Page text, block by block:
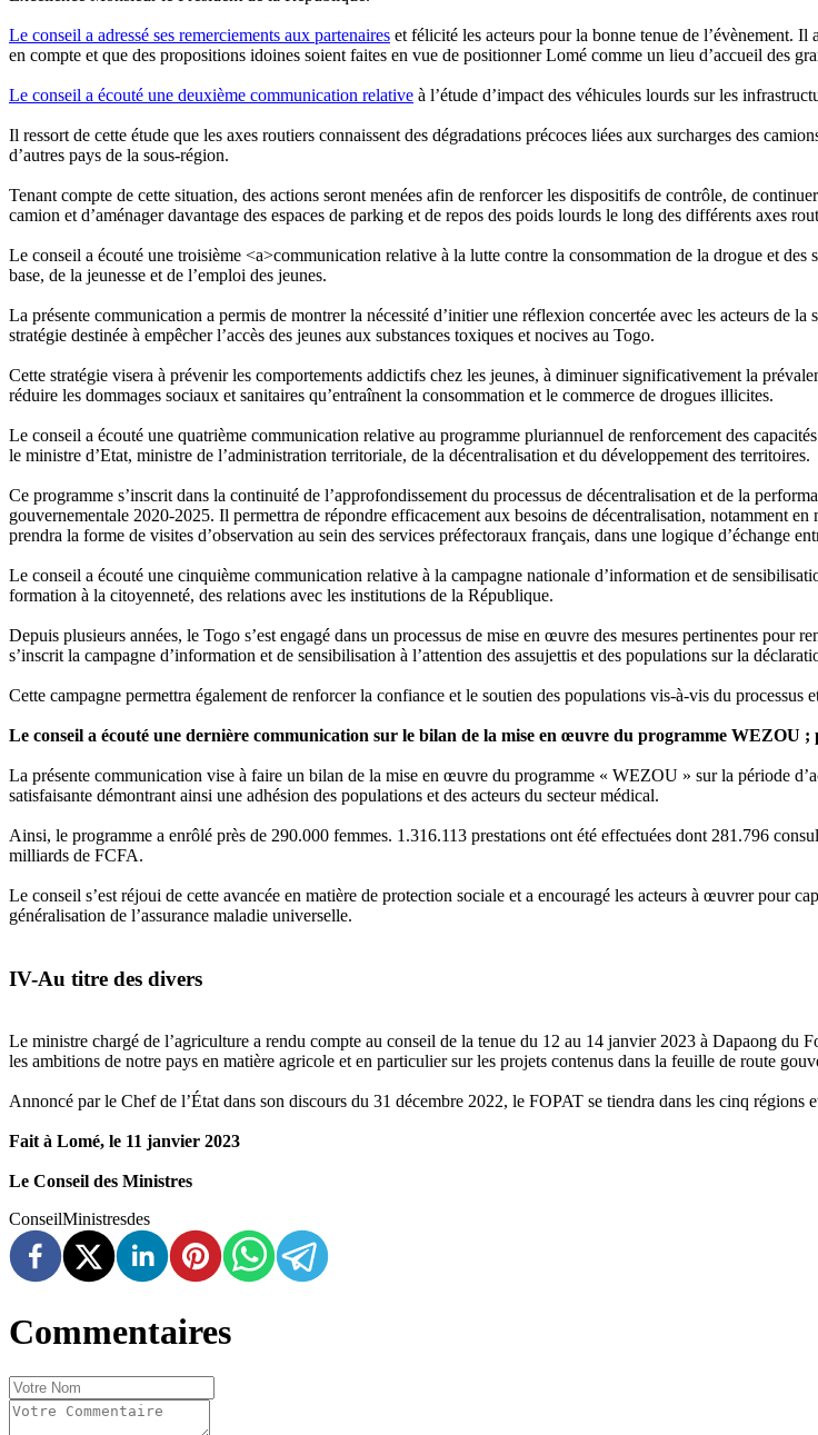
Le conseil a adressé ses remerciements aux partenaires et félicité les acteurs pour la bonne tenue de l’évènement.
en compte et que des propositions idoines soient faites en vue de positionner Lomé comme un lieu d’accueil des
Le conseil a écouté une deuxième communication relative à l’étude d’impact des véhicules lourds sur les
Il ressort de cette étude que les axes routiers connaissent des dégradations précoces liées aux surcharges des
d’autres pays de la sous-région.
Tenant compte de cette situation, des actions seront menées afin de renforcer les dispositifs de contrôle, de
camion et d’aménager davantage des espaces de parking et de repos des poids lourds le long des différents axes
Le conseil a écouté une troisième <a>communication relative à la lutte contre la consommation de la drogue et
base, de la jeunesse et de l’emploi des jeunes.
La présente communication a permis de montrer la nécessité d’initier une réflexion concertée avec les acteurs de
stratégie destinée à empêcher l’accès des jeunes aux substances toxiques et nocives au Togo.
Cette stratégie visera à prévenir les comportements addictifs chez les jeunes, à diminuer significativement la
réduire les dommages sociaux et sanitaires qu’entraînent la consommation et le commerce de drogues illicites.
Le conseil a écouté une quatrième communication relative au programme pluriannuel de renforcement des
le ministre d’Etat, ministre de l’administration territoriale, de la décentralisation et du développement des territoires.
Ce programme s’inscrit dans la continuité de l’approfondissement du processus de décentralisation et de la
gouvernementale 2020-2025. Il permettra de répondre efficacement aux besoins de décentralisation, notamment
prendra la forme de visites d’observation au sein des services préfectoraux français, dans une logique d’échange
Le conseil a écouté une cinquième communication relative à la campagne nationale d’information et de
formation à la citoyenneté, des relations avec les institutions de la République.
Depuis plusieurs années, le Togo s’est engagé dans un processus de mise en œuvre des mesures pertinentes
s’inscrit la campagne d’information et de sensibilisation à l’attention des assujettis et des populations sur la
Cette campagne permettra également de renforcer la confiance et le soutien des populations vis-à-vis du
Le conseil a écouté une dernière communication sur le bilan de la mise en œuvre du programme WEZOU ;
La présente communication vise à faire un bilan de la mise en œuvre du programme « WEZOU » sur la période
satisfaisante démontrant ainsi une adhésion des populations et des acteurs du secteur médical.
Ainsi, le programme a enrôlé près de 290.000 femmes. 1.316.113 prestations ont été effectuées dont 281.796
milliards de FCFA.
Le conseil s’est réjoui de cette avancée en matière de protection sociale et a encouragé les acteurs à œuvrer pour
généralisation de l’assurance maladie universelle.
IV-Au titre des divers
Le ministre chargé de l’agriculture a rendu compte au conseil de la tenue du 12 au 14 janvier 2023 à Dapaong du
les ambitions de notre pays en matière agricole et en particulier sur les projets contenus dans la feuille de route
Annoncé par le Chef de l’État dans son discours du 31 décembre 2022, le FOPAT se tiendra dans les cinq
Fait à Lomé, le 11 janvier 2023
Le Conseil des Ministres
ConseilMinistresdes
Commentaires